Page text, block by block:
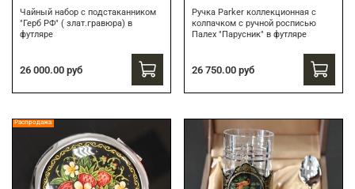
Чайный набор с подстаканником
"Герб РФ" ( злат.гравюра) в
футляре
26 000.00 руб
Ручка Parker коллекционная с
колпачком с ручной росписью
Палех "Парусник" в футляре
26 750.00 руб
Распродажа